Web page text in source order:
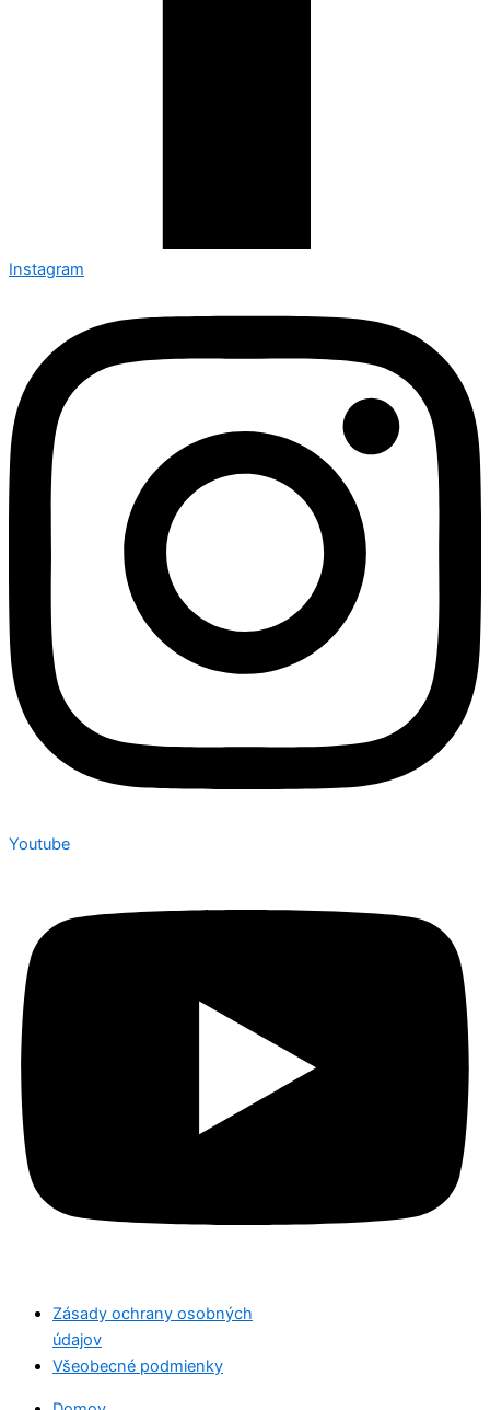
Instagram
Youtube
Zásady ochrany osobných
údajov
Všeobecné podmienky